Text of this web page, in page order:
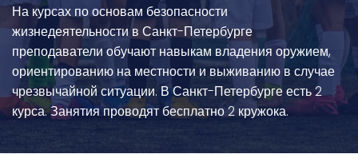
На курсах по основам безопасности
жизнедеятельности в Санкт-Петербурге
преподаватели обучают навыкам владения оружием,
ориентированию на местности и выживанию в случае
чрезвычайной ситуации. В Санкт-Петербурге есть 2
курса. Занятия проводят бесплатно 2 кружока.